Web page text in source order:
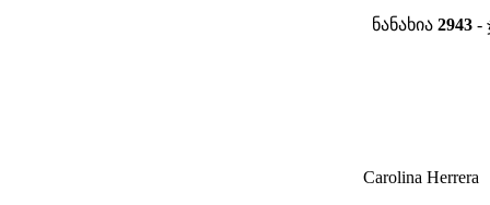
ნანახია 2943 -
Carolina Herrera